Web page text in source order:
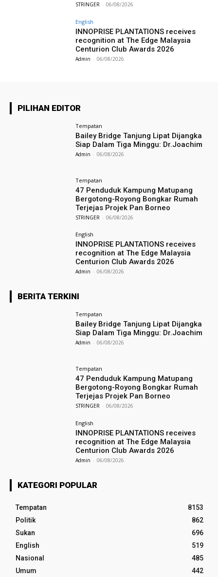
STRINGER - 06/08/2026
English
INNOPRISE PLANTATIONS receives
recognition at The Edge Malaysia
Centurion Club Awards 2026
Admin - 06/08/2026
PILIHAN EDITOR
Tempatan
Bailey Bridge Tanjung Lipat Dijangka
Siap Dalam Tiga Minggu: Dr.Joachim
Admin - 06/08/2026
Tempatan
47 Penduduk Kampung Matupang
Bergotong-Royong Bongkar Rumah
Terjejas Projek Pan Borneo
STRINGER - 06/08/2026
English
INNOPRISE PLANTATIONS receives
recognition at The Edge Malaysia
Centurion Club Awards 2026
Admin - 06/08/2026
BERITA TERKINI
Tempatan
Bailey Bridge Tanjung Lipat Dijangka
Siap Dalam Tiga Minggu: Dr.Joachim
Admin - 06/08/2026
Tempatan
47 Penduduk Kampung Matupang
Bergotong-Royong Bongkar Rumah
Terjejas Projek Pan Borneo
STRINGER - 06/08/2026
English
INNOPRISE PLANTATIONS receives
recognition at The Edge Malaysia
Centurion Club Awards 2026
Admin - 06/08/2026
KATEGORI POPULAR
Tempatan
8153
Politik
862
Sukan
696
English
519
Nasional
485
Umum
442